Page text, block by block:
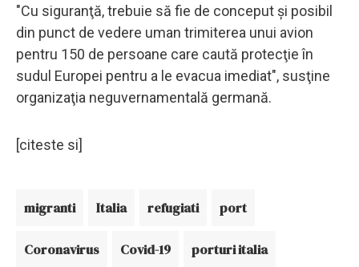
"Cu siguranţă, trebuie să fie de conceput şi posibil
din punct de vedere uman trimiterea unui avion
pentru 150 de persoane care caută protecţie în
sudul Europei pentru a le evacua imediat", susţine
organizaţia neguvernamentală germană.
[citeste si]
migranti Italia refugiati port
Coronavirus Covid-19 porturi italia